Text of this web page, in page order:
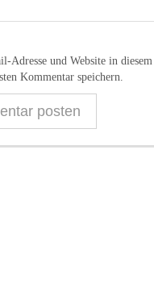
Adresse und Website in
Kommentar speichern.